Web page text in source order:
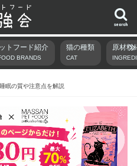
search
トフード紹介
BRANDS
猫の種類
CAT
原材料
眠の質や注意点を解説